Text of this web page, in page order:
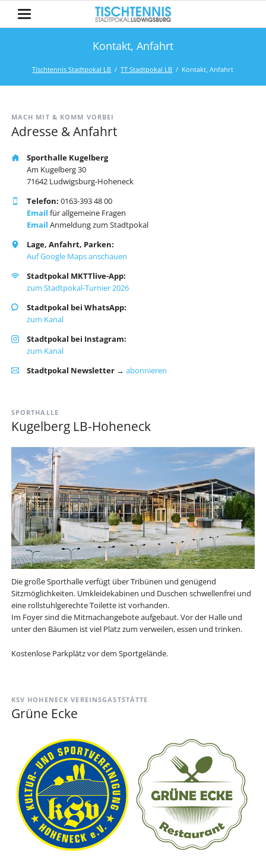
Kontakt, Anfahrt
Tischtennis Stadtpokal LB TT Stadtpokal LB Kontakt, Anfahrt
MACH MIT & KOMM VORBEI
Adresse & Anfahrt
Sporthalle Kugelberg
Am Kugelberg 30
71642 Ludwigsburg-Hoheneck
Telefon: 0163-393 48 00
Email für allgemeine Fragen
Email Anmeldung zum Stadtpokal
Lage, Anfahrt, Parken:
Auf Google Maps anschauen
Stadtpokal MKTTlive-App:
zum Stadtpokal-Turnier 2026
Stadtpokal bei WhatsApp:
zum Kanal
Stadtpokal bei Instagram:
zum Kanal
Stadtpokal Newsletter → abonnieren
SPORTHALLE
Kugelberg LB-Hoheneck
Die große Sporthalle verfügt über Tribünen und genügend
Sitzmöglichkeiten. Umkleidekabinen und Duschen schwellenfrei und
eine rollstuhlgerechte Toilette ist vorhanden.
Im Foyer sind die Mitmachangebote aufgebaut. Vor der Halle und
unter den Bäumen ist viel Platz zum verweilen, essen und trinken.
Kostenlose Parkplätz vor dem Sportgelände.
KSV HOHENECK VEREINSGASTSTÄTTE
Grüne Ecke